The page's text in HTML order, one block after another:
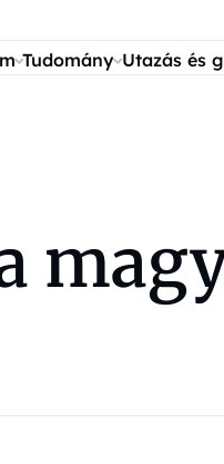
Tudomány Utazás és